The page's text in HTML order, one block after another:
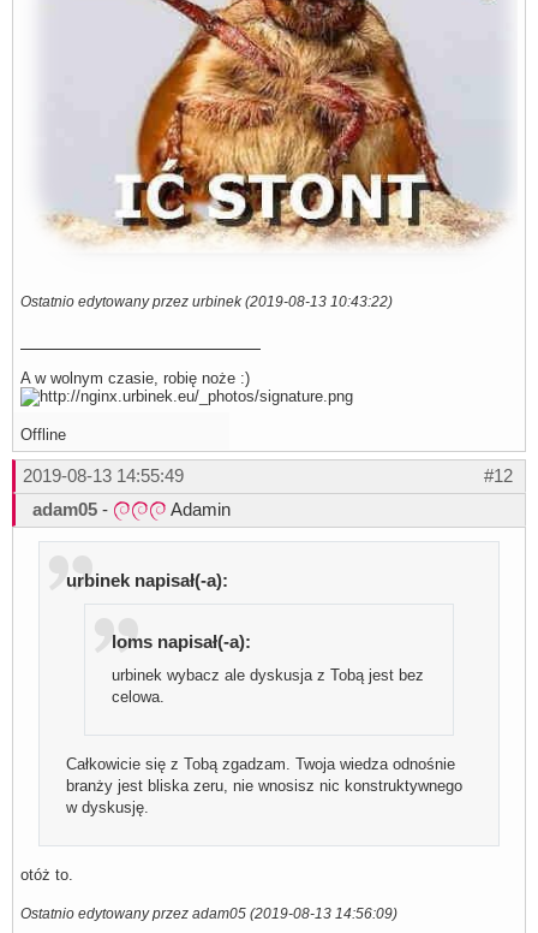
Ostatnio edytowany przez urbinek (2019-08-13 10:43:22)
A w wolnym czasie, robię noże :)
Offline
#12
2019-08-13 14:55:49
adam05 - Adamin
urbinek napisał(-a):
loms napisał(-a):
urbinek wybacz ale dyskusja z Tobą jest bez
celowa.
Całkowicie się z Tobą zgadzam. Twoja wiedza odnośnie
branży jest bliska zeru, nie wnosisz nic konstruktywnego
w dyskusję.
otóż to.
Ostatnio edytowany przez adam05 (2019-08-13 14:56:09)